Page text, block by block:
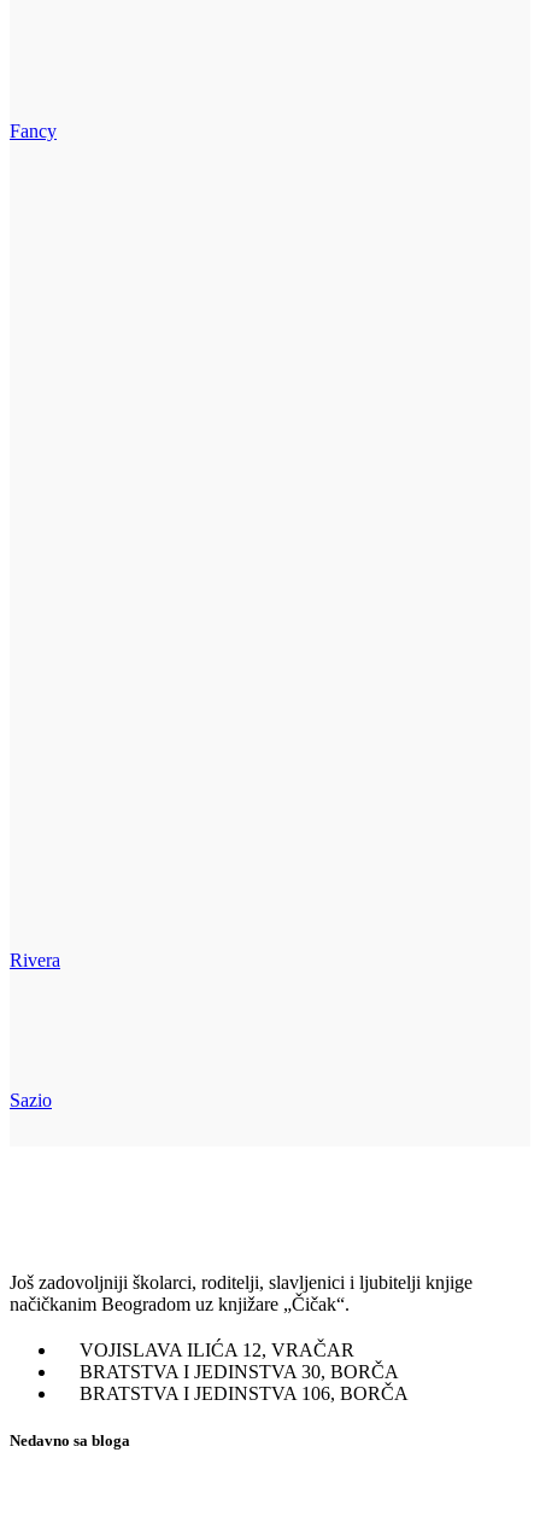
Fancy
Rivera
Sazio
Još zadovoljniji školarci, roditelji, slavljenici i ljubitelji knjige
načičkanim Beogradom uz knjižare „Čičak“.
VOJISLAVA ILIĆA 12, VRAČAR
BRATSTVA I JEDINSTVA 30, BORČA
BRATSTVA I JEDINSTVA 106, BORČA
Nedavno sa bloga